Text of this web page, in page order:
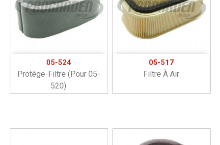
05-524
Protège-Filtre (pour 05-
520)
05-517
Filtre À Air